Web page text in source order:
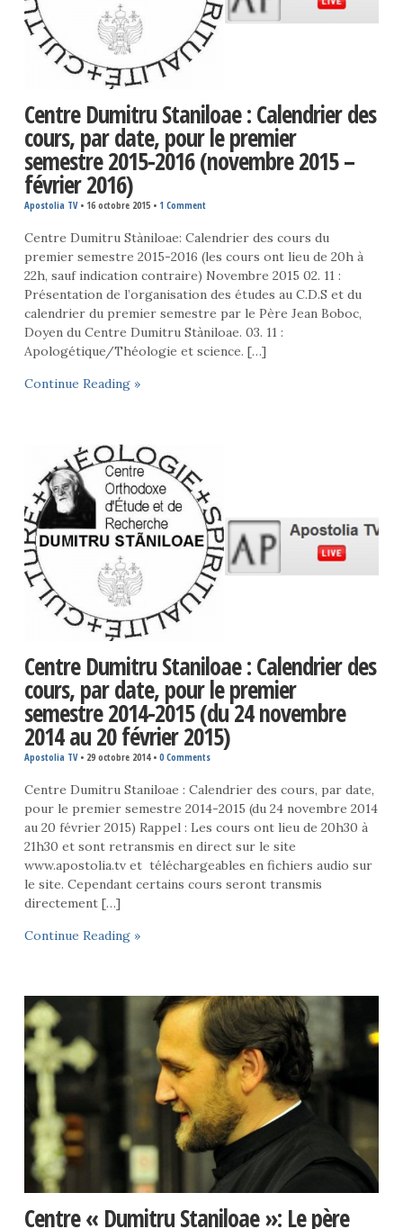
Centre Dumitru Staniloae : Calendrier des
cours, par date, pour le premier
semestre 2015-2016 (novembre 2015 –
février 2016)
Apostolia TV• 16 octobre 2015• 1 Comment
Centre Dumitru Stàniloae: Calendrier des cours du
premier semestre 2015-2016 (les cours ont lieu de 20h à
22h, sauf indication contraire) Novembre 2015 02. 11 :
Présentation de l’organisation des études au C.D.S et du
calendrier du premier semestre par le Père Jean Boboc,
Doyen du Centre Dumitru Stàniloae. 03. 11 :
Apologétique/Théologie et science. […]
Continue Reading »
Centre Dumitru Staniloae : Calendrier des
cours, par date, pour le premier
semestre 2014-2015 (du 24 novembre
2014 au 20 février 2015)
Apostolia TV• 29 octobre 2014• 0 Comments
Centre Dumitru Staniloae : Calendrier des cours, par date,
pour le premier semestre 2014-2015 (du 24 novembre 2014
au 20 février 2015) Rappel : Les cours ont lieu de 20h30 à
21h30 et sont retransmis en direct sur le site
www.apostolia.tv et téléchargeables en fichiers audio sur
le site. Cependant certains cours seront transmis
directement […]
Continue Reading »
Centre « Dumitru Staniloae »: Le père